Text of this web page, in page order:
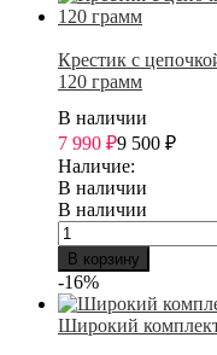
Крестик с
120 грамм
В наличии
7 990 ₽9 500 ₽
Наличие:
В наличии
В наличии
В корзину
-16%
Широкий